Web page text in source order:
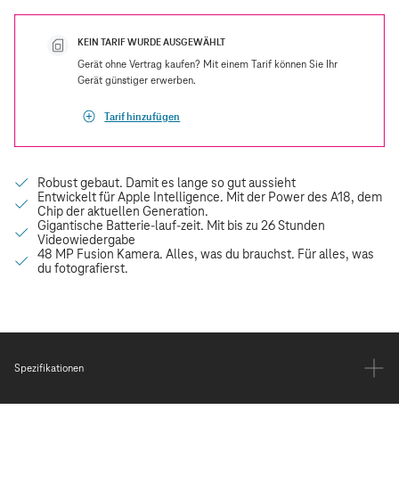
KEIN TARIF WURDE AUSGEWÄHLT
Gerät ohne Vertrag kaufen? Mit einem Tarif können Sie Ihr
Gerät günstiger erwerben.
Tarif hinzufügen
Spezifikationen